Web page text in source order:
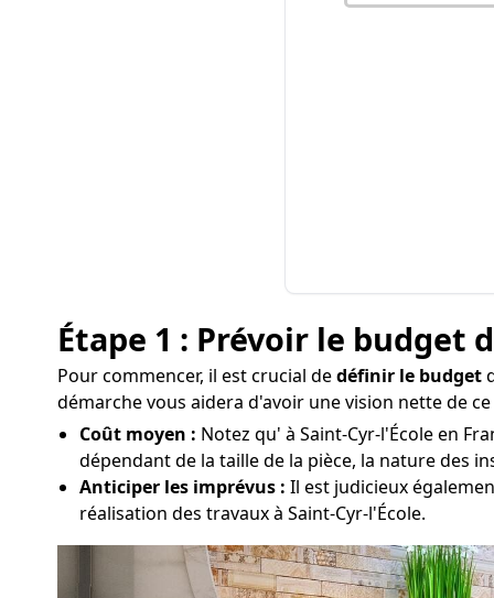
Étape 1 : Prévoir le budget
Pour commencer, il est crucial dedéfinir le budget
démarche vous aidera d'avoir une vision nette de
Coût moyen : Notez qu' à Saint-Cyr-l'École en
dépendant de la taille de la pièce, la nature des
Anticiper les imprévus : Il est judicieux
réalisation des travaux à Saint-Cyr-l'École.